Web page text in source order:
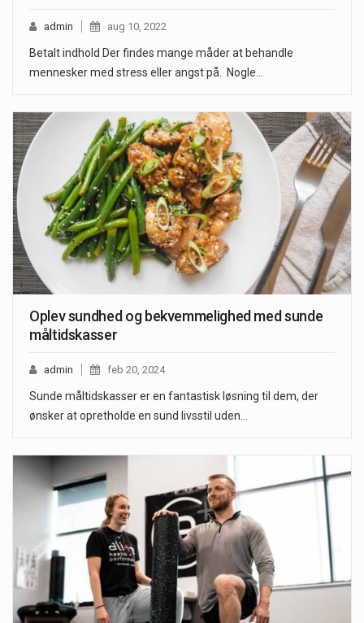
admin aug 10, 2022
Betalt indhold Der findes mange måder at behandle
mennesker med stress eller angst på. Nogle…
Oplev sundhed og bekvemmelighed med sunde
måltidskasser
admin feb 20, 2024
Sunde måltidskasser er en fantastisk løsning til dem, der
ønsker at opretholde en sund livsstil uden…